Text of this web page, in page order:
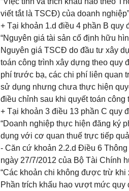
viết tắt là TSCĐ) của doanh
+ Tại khoản 1.d điều 4 phần B quy
“Nguyên giá tài sản cố định hữu
Nguyên giá TSCĐ do đầu tư xây
toán công trình xây dựng theo quy
phí trước bạ, các chi phí liên quan
sử dụng nhưng chưa thực hiện
điều chỉnh sau khi quyết toán công
+ Tại khoản 3 điều 13 phần C quy
“Doanh nghiệp thực hiện đăng ký
dụng với cơ quan thuế trực tiếp
- Căn cứ khoản 2.2.d Điều 6
ngày 27/7/2012 của Bộ Tài Chính
“Các khoản chi không được trừ
Phần trích khấu hao vượt mức